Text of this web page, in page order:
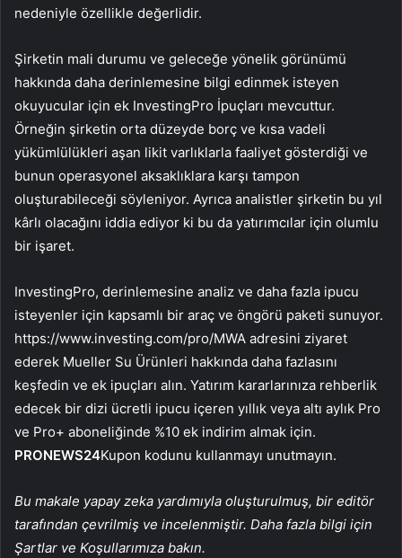
nedeniyle özellikle değerlidir.
Şirketin mali durumu ve geleceğe yönelik görünümü
hakkında daha derinlemesine bilgi edinmek isteyen
okuyucular için ek InvestingPro İpuçları mevcuttur.
Örneğin şirketin orta düzeyde borç ve kısa vadeli
yükümlülükleri aşan likit varlıklarla faaliyet gösterdiği ve
bunun operasyonel aksaklıklara karşı tampon
oluşturabileceği söyleniyor. Ayrıca analistler şirketin bu yıl
kârlı olacağını iddia ediyor ki bu da yatırımcılar için olumlu
bir işaret.
InvestingPro, derinlemesine analiz ve daha fazla ipucu
isteyenler için kapsamlı bir araç ve öngörü paketi sunuyor.
https://www.investing.com/pro/MWA adresini ziyaret
ederek Mueller Su Ürünleri hakkında daha fazlasını
keşfedin ve ek ipuçları alın. Yatırım kararlarınıza rehberlik
edecek bir dizi ücretli ipucu içeren yıllık veya altı aylık Pro
ve Pro+ aboneliğinde %10 ek indirim almak için.
PRONEWS24Kupon kodunu kullanmayı unutmayın.
Bu makale yapay zeka yardımıyla oluşturulmuş, bir editör
tarafından çevrilmiş ve incelenmiştir. Daha fazla bilgi için
Şartlar ve Koşullarımıza bakın.